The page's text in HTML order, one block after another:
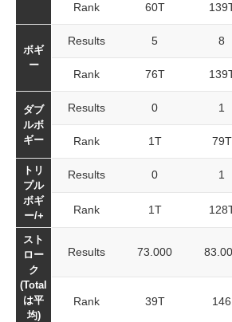
Rank 60T
ボギ
ー
Results 5 8
Rank 76T
ダブ
ルボ
ギー
Results 0 1
Rank 1T 79T
トリ
プル
ボギ
ー/+
Results 0 1
Rank 1T
スト
ロー
ク
(Total
は平
均)
Results 73.000
Rank 39T 146